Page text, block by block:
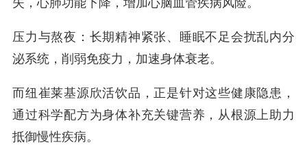
失，心肺功能下降，增加心脑血管疾病风险。
压力与熬夜：长期精神紧张、睡眠不足会扰乱内分
泌系统，削弱免疫力，加速身体衰老。
而纽崔莱基源欣活饮品，正是针对这些健康隐患，
通过科学配方为身体补充关键营养，从根源上助力
抵御慢性疾病。